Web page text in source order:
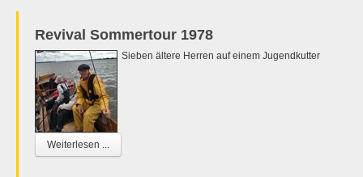
Revival Sommertour 1978
Sieben ältere Herren auf einem Jugendkutter
Weiterlesen ...